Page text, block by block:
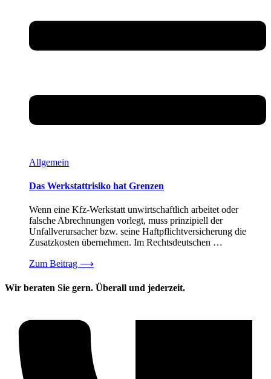
Allgemein
Das Werkstattrisiko hat Grenzen
Wenn eine Kfz-Werkstatt unwirtschaftlich arbeitet oder
falsche Abrechnungen vorlegt, muss prinzipiell der
Unfallverursacher bzw. seine Haftpflichtversicherung die
Zusatzkosten übernehmen. Im Rechtsdeutschen …
Zum Beitrag ⟶
Wir beraten Sie gern. Überall und jederzeit.